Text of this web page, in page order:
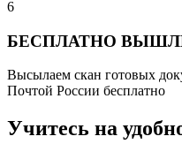
6
БЕСПЛАТНО
Высылаем скан готовых
Почтой России бесплатно
Учитесь на